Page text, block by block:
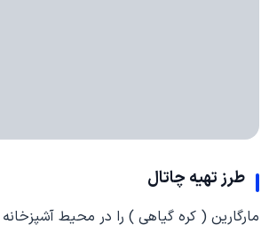
طرز تهیه چاتال
مارگارین ( کره گیاهی ) را در محیط آشپزخانه